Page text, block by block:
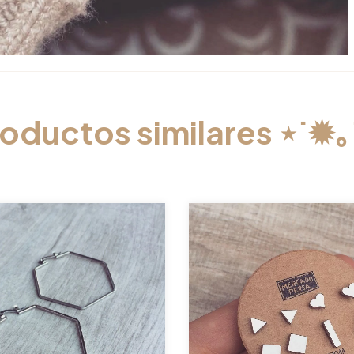
similares ⋆˙✹